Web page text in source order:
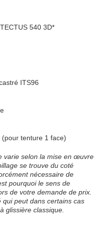
540 3D*
ITS96
tenture 1 face)
varie selon la mise en œuvre
se trouve du coté
nécessaire de
pourquoi le sens de
de votre demande de prix.
peut dans certains cas
glissière classique.